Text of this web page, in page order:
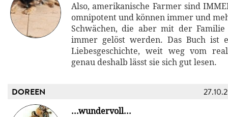
Also, amerikanische Farmer sind
omnipotent und können immer und
Schwächen, die aber mit der
immer gelöst werden. Das Buch ist
Liebesgeschichte, weit weg vom
genau deshalb lässt sie sich gut lesen.
DOREEN
...wundervoll...